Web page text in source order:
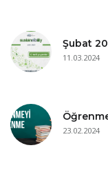
Şubat
11.03.2024
23.02.2024